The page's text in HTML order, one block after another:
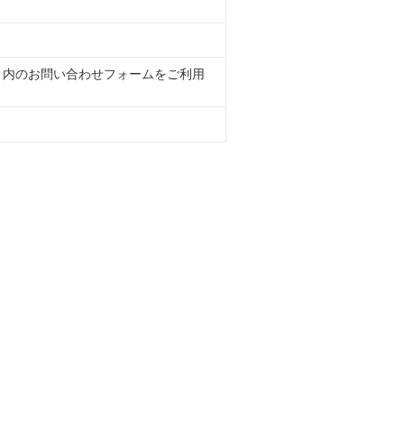
のお問い合わせフォームをご利用